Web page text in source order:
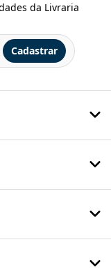
da Livraria
Cadastrar